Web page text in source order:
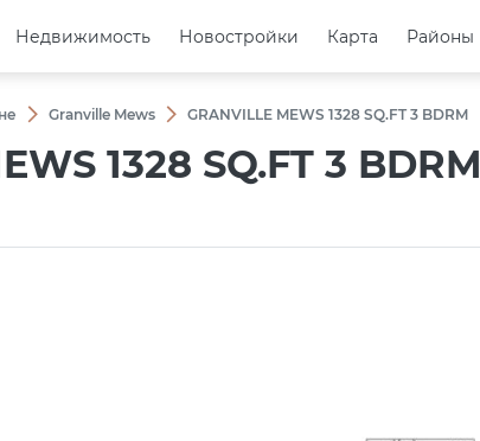
Недвижимость Новостройки Карта Районы
Недвижимость Новостройки Карта Районы
Granville Mews GRANVILLE MEWS 1328 SQ.FT 3 BDRM
1328 SQ.FT 3 BDRM